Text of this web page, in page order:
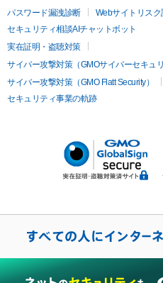
パスワード漏洩診断
Webサイトリスク
セキュリティ相談AIチャットボット
実在証明・盗聴対策
サイバー攻撃対策（GMOサイバーセキュ
サイバー攻撃対策（GMO Flatt Security）
セキュリティ事業の軌跡